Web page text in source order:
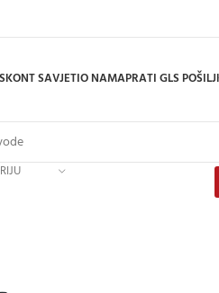
SAVJETIO NAMAPRATI GLS